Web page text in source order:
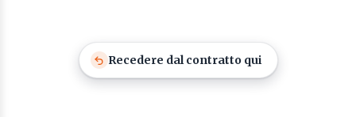
Recedere dal contratto qui